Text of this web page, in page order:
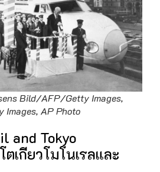
Bild/AFP/Getty Images,
Images, AP Photo
and Tokyo
เกียวโมโนเรลและ